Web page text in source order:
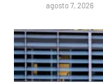
agosto 7, 2026